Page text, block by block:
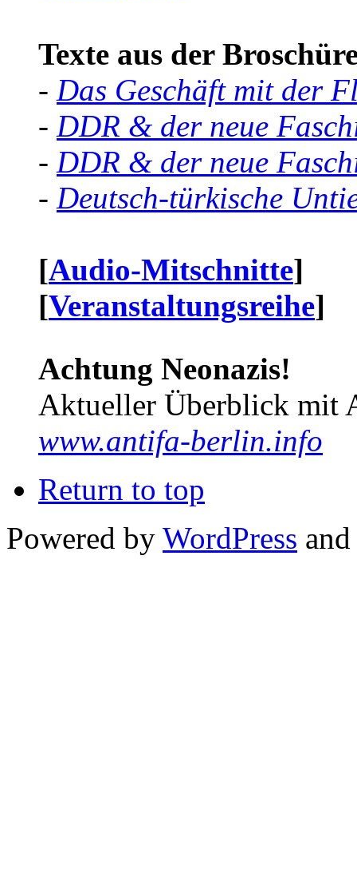
Texte aus der
- Das Geschäft mit der
- DDR & der neue
- DDR & der neue
- Deutsch-türkische
[Audio-Mitschnitte]
[Veranstaltungsreihe]
Achtung Neonazis!
Aktueller Überblick mit
www.antifa-berlin.info
Return to top
Powered by WordPress